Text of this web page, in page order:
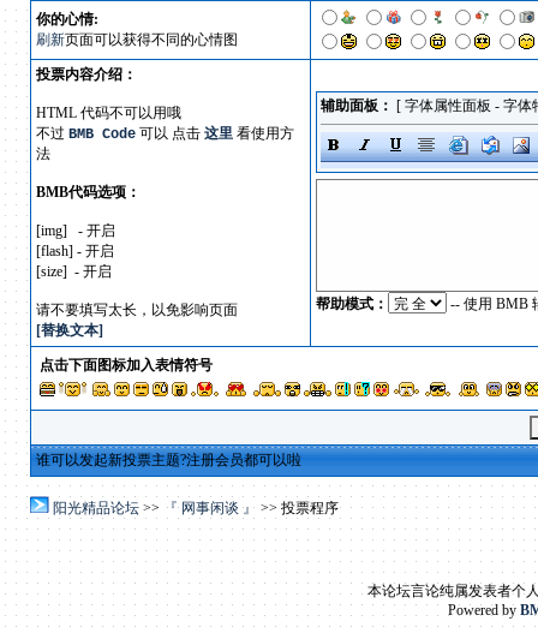
你的心情:
刷新页面可以获得不同的心情图
投票内容介绍：
HTML 代码不可以用哦
不过 BMB Code可以 点击 这里看使用方
法
BMB代码选项：
[img] - 开启
[flash] - 开启
[size] - 开启
请不要填写太长，以免影响页面
[替换文本]
辅助面板： [ 字体属性面板 - 字体
帮助模式： -- 使用
点击下面图标加入表情符号
谁可以发起新投票主题?注册会员都可以啦
阳光精品论坛>> 『 网事闲谈 』 >> 投票程序
本论坛言论纯属发表者个
Powered by